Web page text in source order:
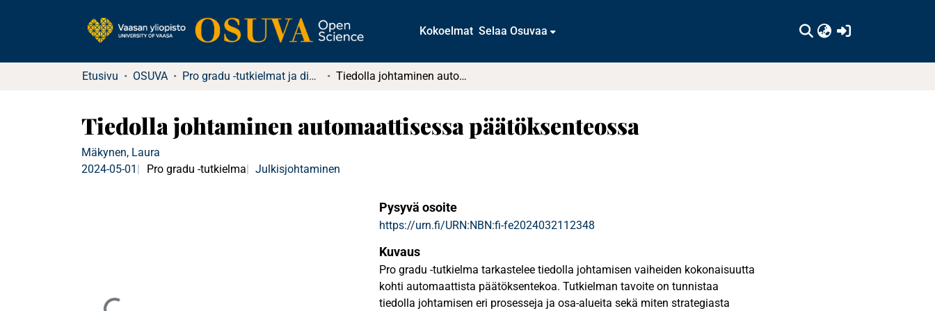
Kokoelmat Selaa Osuvaa
Etusivu OSUVA Pro gradu -tutkielmat ja diplomityöt Tiedolla johtaminen automaattisessa päätöksenteossa
Tiedolla johtaminen automaattisessa päätöksenteossa
Mäkynen, Laura
2024-05-01
Pro gradu -tutkielma Julkisjohtaminen
Pysyvä osoite
https://urn.fi/URN:NBN:fi-fe2024032112348
Kuvaus
Pro gradu -tutkielma tarkastelee tiedolla johtamisen vaiheiden kokonaisuutta
kohti automaattista päätöksentekoa. Tutkielman tavoite on tunnistaa
tiedolla johtamisen eri prosesseja ja osa-alueita sekä miten strategiasta